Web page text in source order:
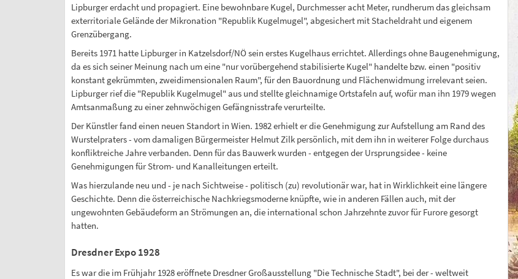
Lipburger erdacht und propagiert. Eine bewohnbare Kugel, Durchmesser acht Meter, rundherum das gleichsam
exterritoriale Gelände der Mikronation "Republik Kugelmugel", abgesichert mit Stacheldraht und eigenem
Grenzübergang.
Bereits 1971 hatte Lipburger in Katzelsdorf/NÖ sein erstes Kugelhaus errichtet. Allerdings ohne Baugenehmigung,
da es sich seiner Meinung nach um eine "nur vorübergehend stabilisierte Kugel" handelte bzw. einen "positiv
konstant gekrümmten, zweidimensionalen Raum", für den Bauordnung und Flächenwidmung irrelevant seien.
Lipburger rief die "Republik Kugelmugel" aus und stellte gleichnamige Ortstafeln auf, wofür man ihn 1979 wegen
Amtsanmaßung zu einer zehnwöchigen Gefängnisstrafe verurteilte.
Der Künstler fand einen neuen Standort in Wien. 1982 erhielt er die Genehmigung zur Aufstellung am Rand des
Wurstelpraters - vom damaligen Bürgermeister Helmut Zilk persönlich, mit dem ihn in weiterer Folge durchaus
konfliktreiche Jahre verbanden. Denn für das Bauwerk wurden - entgegen der Ursprungsidee - keine
Genehmigungen für Strom- und Kanalleitungen erteilt.
Was hierzulande neu und - je nach Sichtweise - politisch (zu) revolutionär war, hat in Wirklichkeit eine längere
Geschichte. Denn die österreichische Nachkriegsmoderne knüpfte, wie in anderen Fällen auch, mit der
ungewohnten Gebäudeform an Strömungen an, die international schon Jahrzehnte zuvor für Furore gesorgt
hatten.
Dresdner Expo 1928
Es war die im Frühjahr 1928 eröffnete Dresdner Großausstellung "Die Technische Stadt", bei der - weltweit